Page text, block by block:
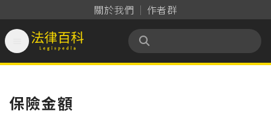
關於我們 作者群
法律百科 Legispedia
保險金額